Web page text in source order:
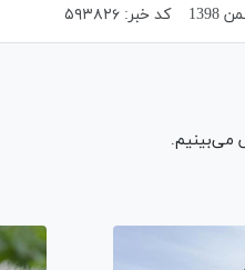
کد خبر: ۵۹۳۸۲۶
می‌بینیم.